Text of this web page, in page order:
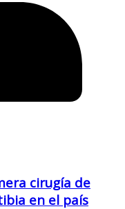
cirugía de
en el país